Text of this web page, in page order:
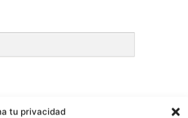
tu privacidad